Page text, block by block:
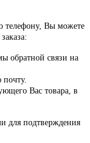
телефону, Вы можете
обратной связи на
почту.
Вас товара, в
для подтверждения